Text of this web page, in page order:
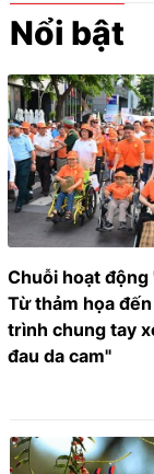
Nổi bật
Chuỗi hoạt động
Từ thảm họa
trình chung tay
đau da cam"